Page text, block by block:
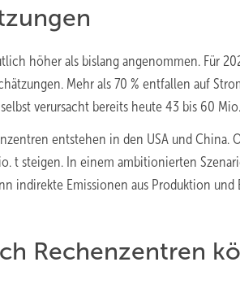
höher als bislang angenommen. Für
Mehr als 70 % entfallen auf
verursacht bereits heute 43 bis 60
entstehen in den USA und
t steigen. In einem ambitionierten
indirekte Emissionen aus Produktion
Rechenzentren